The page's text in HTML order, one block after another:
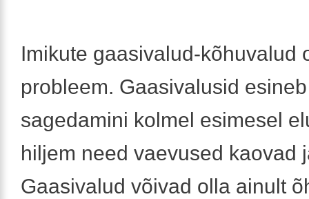
Imikute gaasivalud-kõhuvalud
probleem. Gaasivalusid
sagedamini kolmel esimesel
hiljem need vaevused kaovad
Gaasivalud võivad olla ainult